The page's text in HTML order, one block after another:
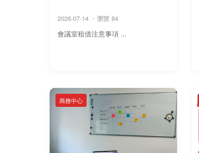
2026-07-14 ・瀏覽 84
會議室租借注意事項 ...
商務中心